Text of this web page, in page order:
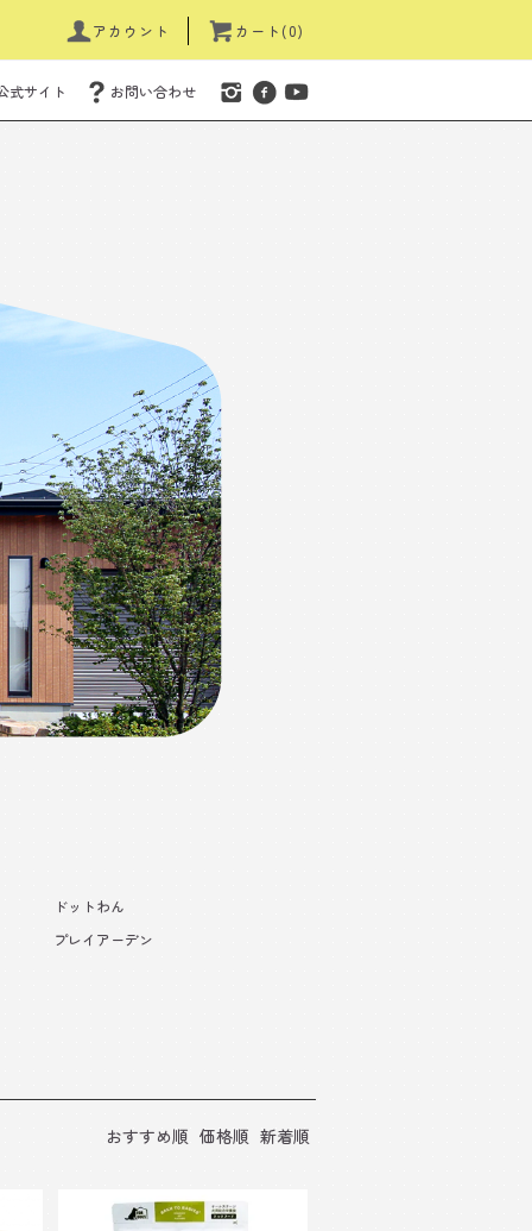
アカウント カート(0)
式サイト お問い合わせ
ドットわん
プレイアーデン
おすすめ順 価格順 新着順